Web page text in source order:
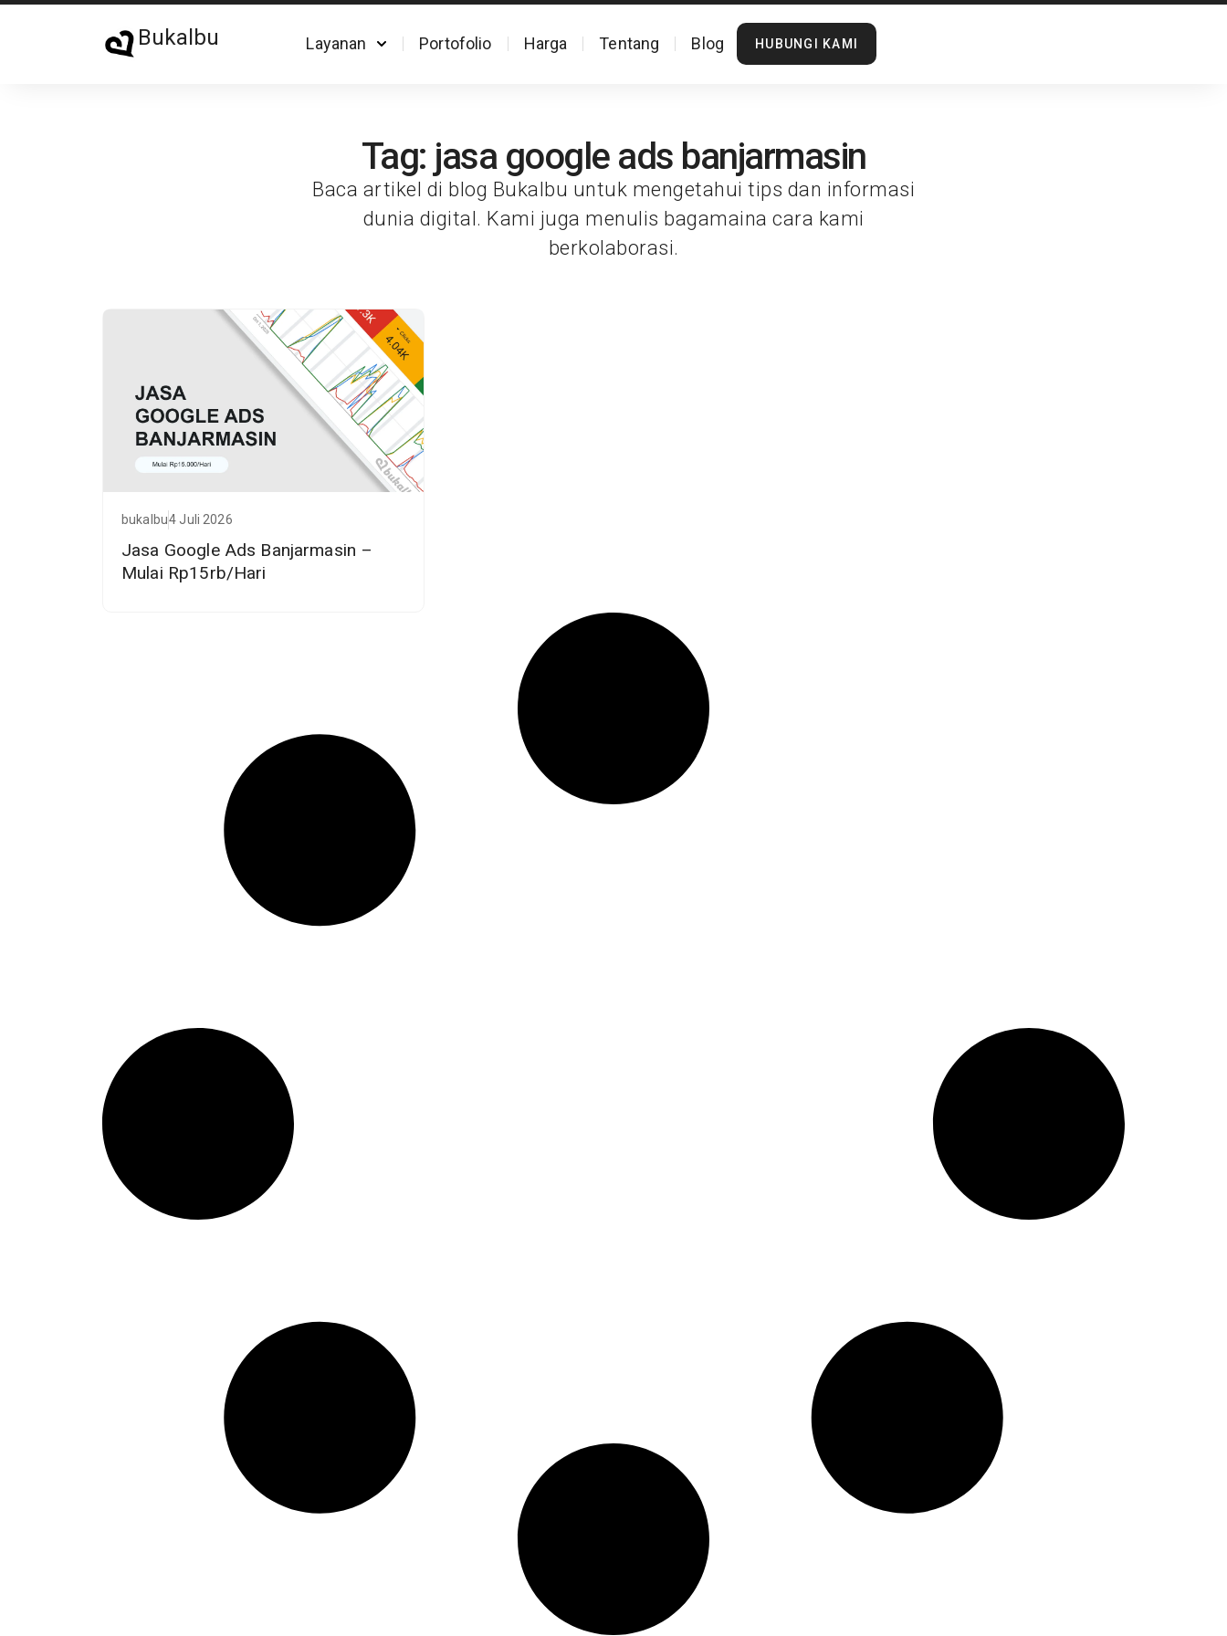
Bukalbu Layanan Portofolio Harga Tentang Blog HUBUNGI KAMI
Tag: jasa google ads banjarmasin
Baca artikel di blog Bukalbu untuk mengetahui tips dan informasi
dunia digital. Kami juga menulis bagamaina cara kami
berkolaborasi.
bukalbu4 Juli 2026
Jasa Google Ads Banjarmasin –
Mulai Rp15rb/Hari